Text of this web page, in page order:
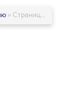
» Страница 10